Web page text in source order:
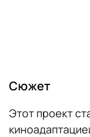
Сюжет
Этот проект